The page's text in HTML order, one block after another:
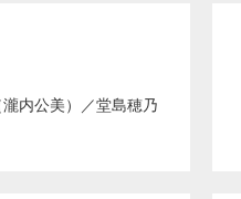
内公美） ／堂島穂乃